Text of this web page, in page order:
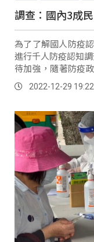
調查：國內3成
為了了解國人防疫
進行千人防疫認知
待加強，隨著防疫
人數，持續回升，增
2022-12-29 19:22